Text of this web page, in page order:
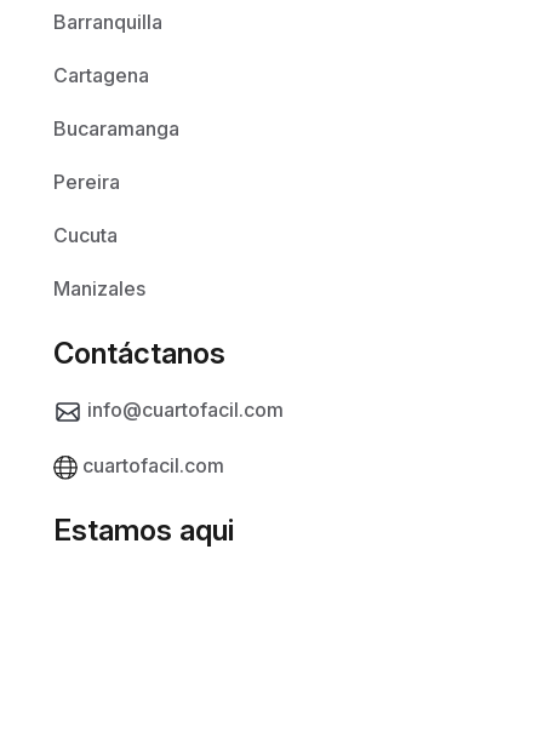
Barranquilla
Cartagena
Bucaramanga
Pereira
Cucuta
Manizales
Contáctanos
info@cuartofacil.com
cuartofacil.com
Estamos aqui